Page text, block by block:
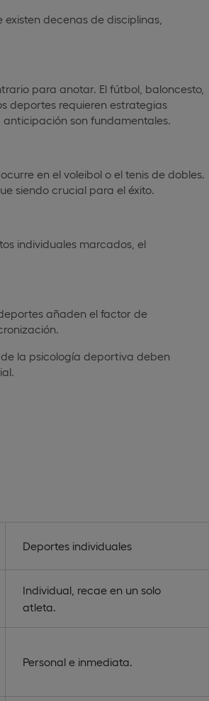
decenas de disciplinas,
para anotar. El fútbol, baloncesto,
deportes requieren estrategias
son fundamentales.
en el voleibol o el tenis de dobles.
siendo crucial para el éxito.
individuales marcados, el
añaden el factor de
la psicología deportiva deben
Deportes individuales
Individual, recae en un solo
atleta.
Personal e inmediata.